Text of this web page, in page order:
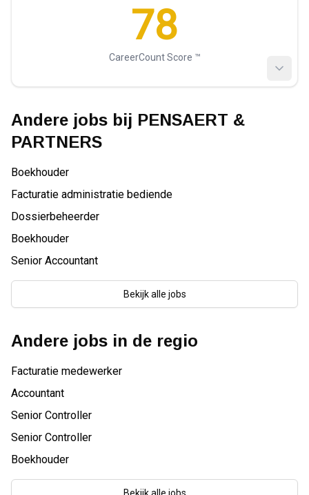
78
CareerCount Score ™️
Andere jobs bij PENSAERT &
PARTNERS
Boekhouder
Facturatie administratie bediende
Dossierbeheerder
Boekhouder
Senior Accountant
Bekijk alle jobs
Andere jobs in de regio
Facturatie medewerker
Accountant
Senior Controller
Senior Controller
Boekhouder